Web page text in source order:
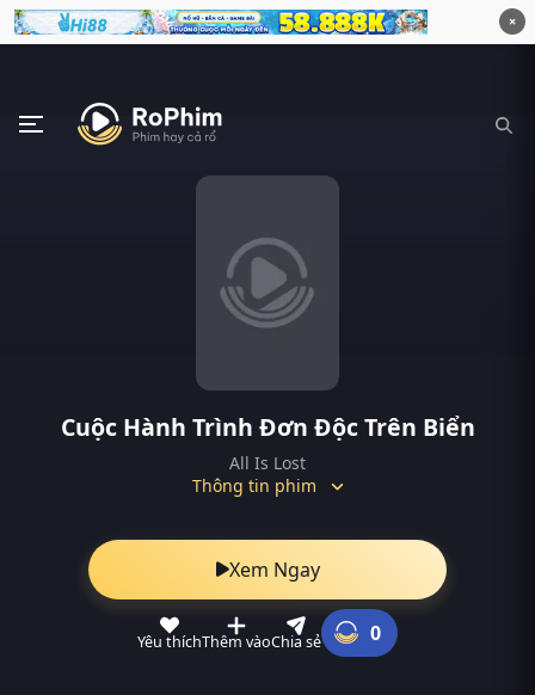
×
Cuộc Hành Trình Đơn Độc Trên Biển
All Is Lost
Thông tin phim
Xem Ngay
Yêu thíchThêm vàoChia sẻ 0